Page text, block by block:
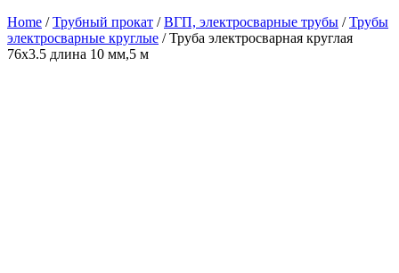
Home /Трубный прокат /ВГП, электросварные трубы /Трубы
электросварные круглые / Труба электросварная круглая
76х3.5 длина 10 мм,5 м